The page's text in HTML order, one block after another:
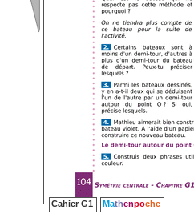
Cahier G1 Mathenpoche